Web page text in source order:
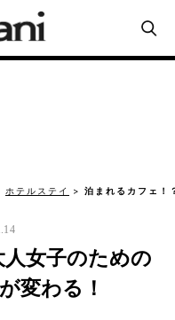
ホテルステイ 泊まれるカフェ！
女子のための
変わる！